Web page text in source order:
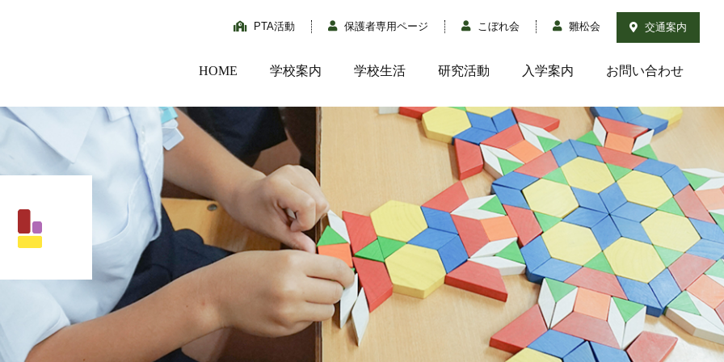
PTA活動 保護者専用ページ こぼれ会 雛松会 交通案内
HOME 学校案内 学校生活 研究活動 入学案内 お問い合わせ